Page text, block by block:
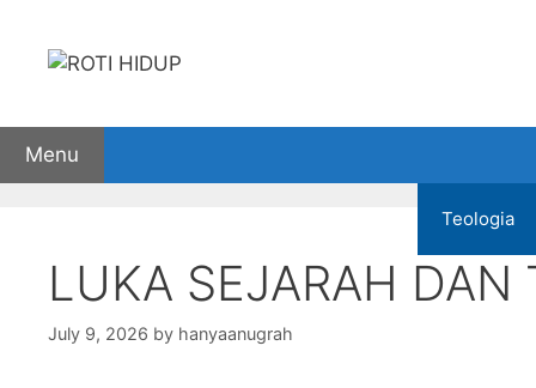
content
Menu
Teologia
LUKA SEJARAH DAN
July 9, 2026 by hanyaanugrah